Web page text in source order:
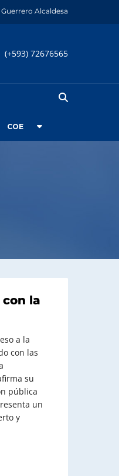
Alcaldesa
(+593) 72676565
COE
con la
a la
con las
su
pública
un
y